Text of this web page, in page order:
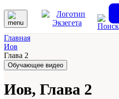
Главная
Иов
Глава 2
Обучающее видео
Иов, Глава 2